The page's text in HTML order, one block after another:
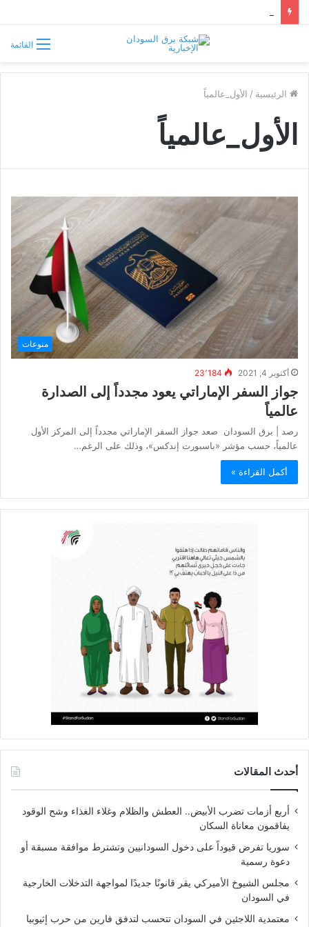
القائمة
الرئيسية / الأول_عالمياً
الأول_عالمياً
منوعات
أكتوبر 4, 2021 23٬184
جواز السفر الإماراتي يعود مجدداً إلى الصدارة
عالمياً
رصد | برق السودان ‏صعد جواز السفر الإماراتي مجدداً إلى المركز الأول
عالمياً، حسب مؤشر «باسبورت إندكس»، وذلك على الرغم…
أكمل القراءة »
أحدث المقالات
أربع أزمات تضرب الأبيض.. العطش والظلام وغلاء الغذاء وشح الوقود
يفاقمون معاناة السكان
سوريا تفرض قيوداً على دخول السودانيين وتشترط موافقة مسبقة أو
دعوة رسمية
مجلس الشيوخ الأميركي يقر قانونًا جديدًا لمواجهة التدخلات الخارجية
في السودان
معتمدية اللاجئين في السودان تتحسب لتدفق فارين من حرب إثيوبيا